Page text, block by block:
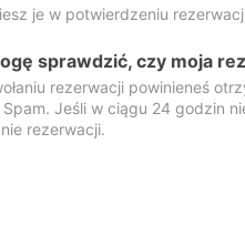
je w potwierdzeniu
sprawdzić, czy moja
rezerwacji powinieneś
Spam. Jeśli w ciągu 24 godzin
rezerwacji.